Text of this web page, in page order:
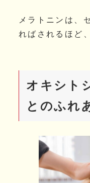
メラトニンは、
ればされるほど
オキシト
とのふれ